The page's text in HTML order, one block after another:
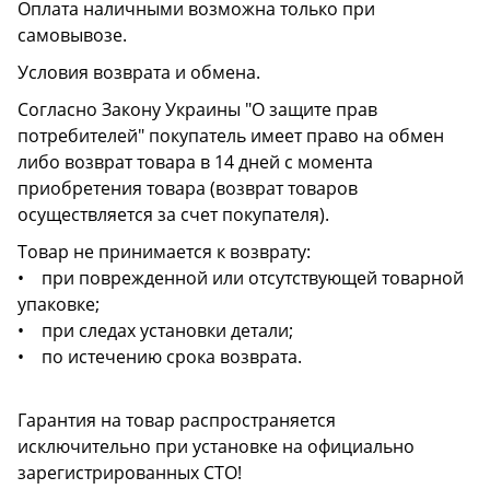
Оплата наличными возможна только при
самовывозе.
Условия возврата и обмена.
Согласно Закону Украины "О защите прав
потребителей" покупатель имеет право на обмен
либо возврат товара в 14 дней с момента
приобретения товара (возврат товаров
осуществляется за счет покупателя).
Товар не принимается к возврату:
• при поврежденной или отсутствующей товарной
упаковке;
• при следах установки детали;
• по истечению срока возврата.
Гарантия на товар распространяется
исключительно при установке на официально
зарегистрированных СТО!